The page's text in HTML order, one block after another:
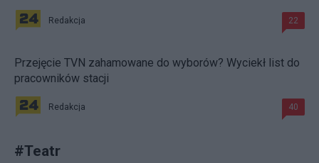
Redakcja 22
Przejęcie TVN zahamowane do wyborów? Wyciekł list do
pracowników stacji
Redakcja 40
#Teatr